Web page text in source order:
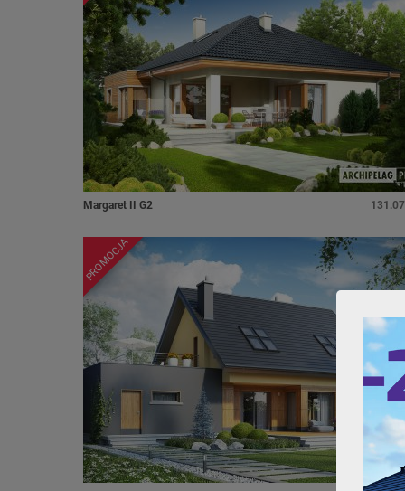
Margaret II G2
PROMOCJA